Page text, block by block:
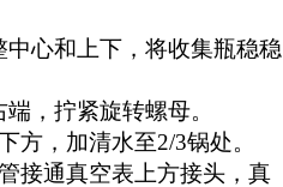
心和上下，将收集瓶稳稳
，拧紧旋转螺母。
方，加清水至2/3锅处。
接通真空表上方接头，真